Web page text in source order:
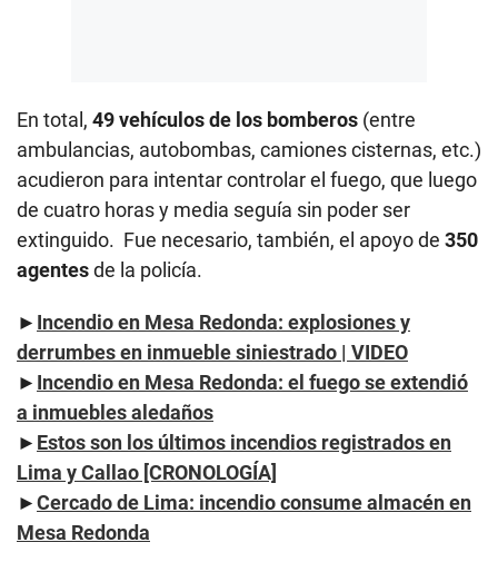
En total, 49 vehículos de los bomberos (entre
ambulancias, autobombas, camiones cisternas, etc.)
acudieron para intentar controlar el fuego, que luego
de cuatro horas y media seguía sin poder ser
extinguido. Fue necesario, también, el apoyo de 350
agentesde la policía.
► Incendio en Mesa Redonda: explosiones y
derrumbes en inmueble siniestrado | VIDEO
► Incendio en Mesa Redonda: el fuego se extendió
a inmuebles aledaños
► Estos son los últimos incendios registrados en
Lima y Callao [CRONOLOGÍA]
►Cercado de Lima: incendio consume almacén en
Mesa Redonda